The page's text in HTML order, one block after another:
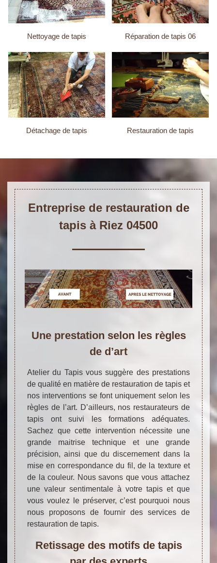
Nettoyage de tapis Réparation de tapis 06
Détachage de tapis Restauration de tapis
Entreprise de restauration de
tapis à Riez 04500
Une prestation selon les règles
de d’art
Atelier du Tapis vous suggère des prestations
de qualité en matière de restauration de tapis et
nos interventions se font uniquement selon les
règles de l’art. D’ailleurs, nos restaurateurs de
tapis ont suivi les formations adéquates.
Sachez que cette intervention nécessite une
grande maitrise technique et une grande
précision, ainsi que du discernement dans la
mise en correspondance du fil, de la texture et
de la couleur. Nous savons que vous attachez
une valeur sentimentale à votre tapis et que
vous voulez le préserver, c’est pourquoi nous
nous proposons de fournir des services de
restauration de tapis.
Retissage des motifs de tapis